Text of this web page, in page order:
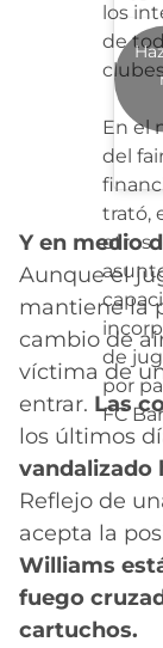
los
de
En el
del
trató,
otros
de
por
FC
Y en medio
Aunque el
mantiene la
cambio de
víctima de
entrar. Las
los últimos
vandalizado
Reflejo de
acepta la
Williams
fuego
cartuchos.